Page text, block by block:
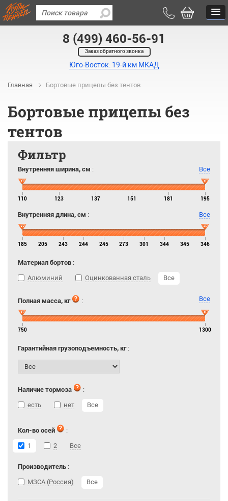
8 (499) 460-56-91
Заказ обратного звонка
Юго-Восток: 19-й км МКАД
Главная Бортовые прицепы без тентов
Бортовые прицепы без
тентов
Фильтр
Внутренняя ширина, см : Все
110 123 137 151 181 195
Внутренняя длина, см : Все
185 205 243 244 245 273 301 344 345 346
Материал бортов :
Алюминий
Оцинкованная сталь Все
Полная масса, кг : Все
750 1300
Гарантийная грузоподъемность, кг:
Наличие тормоза
:
есть
нет Все
Кол-во осей
:
1
2 Все
Производитель :
МЗСА (Россия)
Все